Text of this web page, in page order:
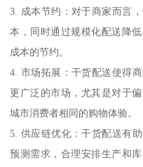
3. 成本节约：对于商家而言
本，同时通过规模化配送降
成本的节约。
4. 市场拓展：干货配送使得
更广泛的市场，尤其是对于
城市消费者相同的购物体验。
5. 供应链优化：干货配送有
预测需求，合理安排生产和